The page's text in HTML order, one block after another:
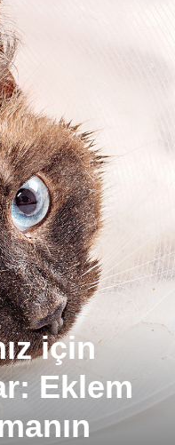
için
Eklem